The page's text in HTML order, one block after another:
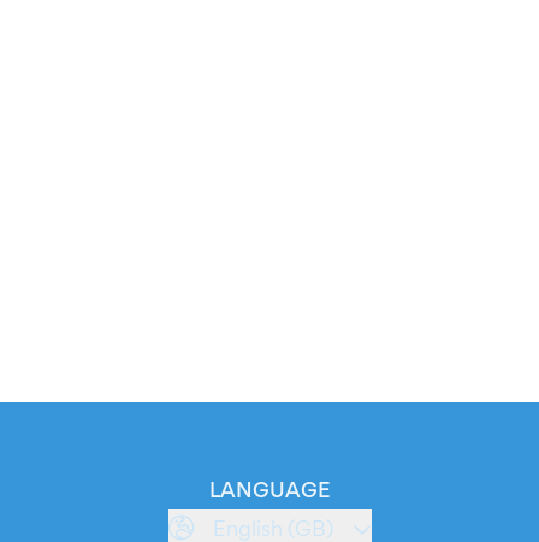
LANGUAGE
English (GB)